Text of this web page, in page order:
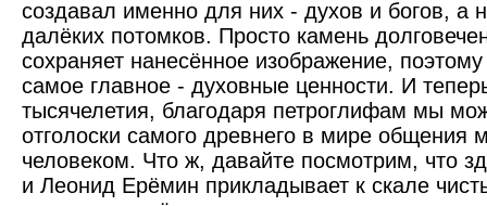
создавал именно для них - духов и богов, а
далёких потомков. Просто камень
сохраняет нанесённое изображение,
самое главное - духовные ценности. И
тысячелетия, благодаря петроглифам мы
отголоски самого древнего в мире общения
человеком. Что ж, давайте посмотрим, что
и Леонид Ерёмин прикладывает к скале